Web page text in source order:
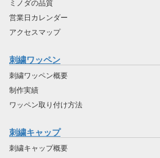
ミノダの品質
営業日カレンダー
アクセスマップ
刺繍ワッペン
刺繍ワッペン概要
制作実績
ワッペン取り付け方法
刺繍キャップ
刺繍キャップ概要